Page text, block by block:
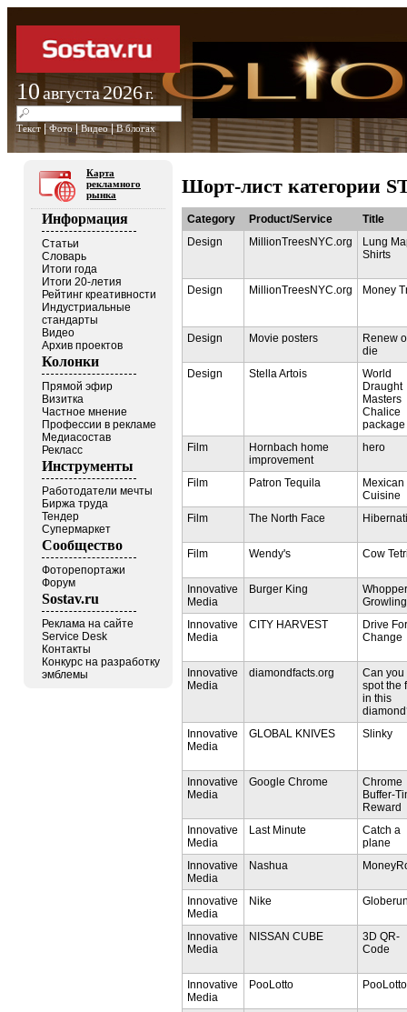
10августа2026г.
Текст | Фото|Видео|В блогах
Карта
рекламного
рынка
Информация
Статьи
Словарь
Итоги года
Итоги 20-летия
Рейтинг креативности
Индустриальные
стандарты
Видео
Архив проектов
Колонки
Прямой эфир
Визитка
Частное мнение
Профессии в рекламе
Медиасостав
Рекласс
Инструменты
Работодатели мечты
Биржа труда
Тендер
Супермаркет
Сообщество
Фоторепортажи
Форум
Sostav.ru
Реклама на сайте
Service Desk
Контакты
Конкурс на разработку
эмблемы
Шорт-лист категории
Category Product/Service
Title
Design
MillionTreesNYC.org
Lung
Shirts
Design MillionTreesNYC.org Money
Design Movie posters
Renew
die
Design
Stella Artois
World
Draught
Masters
Chalice
package
Film
Hornbach home
improvement
hero
Film Patron Tequila
Mexican
Cuisine
Film
The North Face
Film Wendy's Cow
Innovative
Media
Burger King
Whopper
Growling
Innovative
Media
CITY HARVEST
Drive For
Change
Innovative
Media
diamondfacts.org
Can you
spot the
in this
Innovative
Media
GLOBAL KNIVES Slinky
Innovative
Media
Google Chrome
Chrome
Buffer-
Reward
Innovative
Media
Last Minute
Catch a
plane
Innovative
Media
Nashua
Innovative
Media
Nike
Innovative
Media
NISSAN CUBE
3D QR-
Code
Innovative
Media
PooLotto PooLotto